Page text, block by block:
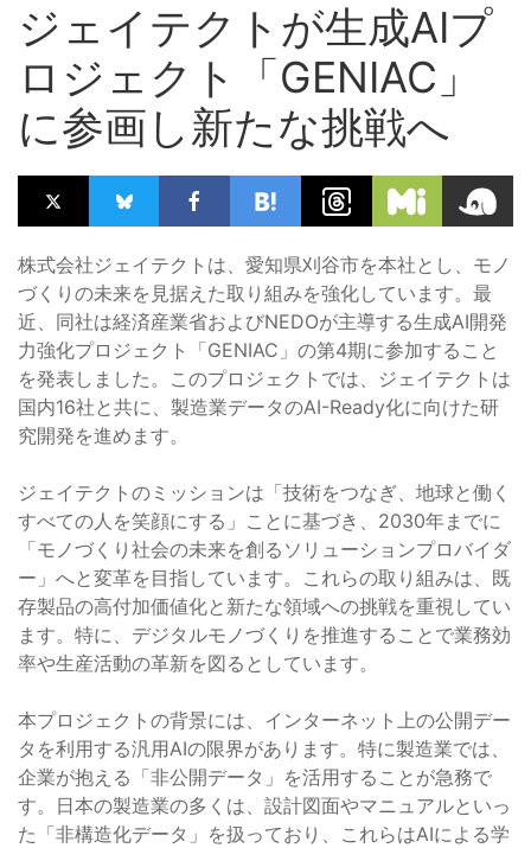
ジェイテクトが生成AIプ
ロジェクト「GENIAC」
に参画し新たな挑戦へ
株式会社ジェイテクトは、愛知県刈谷市を本社とし、モノ
づくりの未来を見据えた取り組みを強化しています。最
近、同社は経済産業省およびNEDOが主導する生成AI開発
力強化プロジェクト「GENIAC」の第4期に参加すること
を発表しました。このプロジェクトでは、ジェイテクトは
国内16社と共に、製造業データのAI-Ready化に向けた研
究開発を進めます。
ジェイテクトのミッションは「技術をつなぎ、地球と働く
すべての人を笑顔にする」ことに基づき、2030年までに
「モノづくり社会の未来を創るソリューションプロバイダ
ー」へと変革を目指しています。これらの取り組みは、既
存製品の高付加価値化と新たな領域への挑戦を重視してい
ます。特に、デジタルモノづくりを推進することで業務効
率や生産活動の革新を図るとしています。
本プロジェクトの背景には、インターネット上の公開デー
タを利用する汎用AIの限界があります。特に製造業では、
企業が抱える「非公開データ」を活用することが急務で
す。日本の製造業の多くは、設計図面やマニュアルといっ
た「非構造化データ」を扱っており、これらはAIによる学